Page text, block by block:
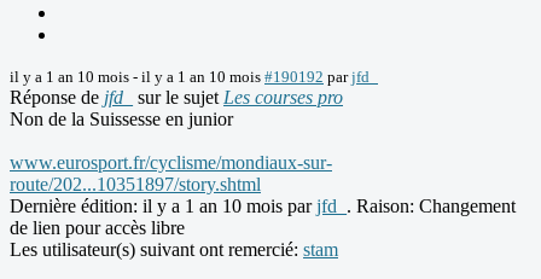
il y a 1 an 10 mois - il y a 1 an 10 mois #190192 parjfd_
Réponse de jfd_ sur le sujet Les courses pro
Non de la Suissesse en junior
www.eurosport.fr/cyclisme/mondiaux-sur-
route/202...10351897/story.shtml
Dernière édition: il y a 1 an 10 mois parjfd_ . Raison: Changement
de lien pour accès libre
Les utilisateur(s) suivant ont remercié: stam